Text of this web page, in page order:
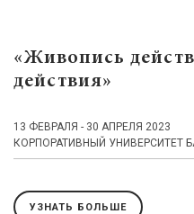
«Живопись
действия»
13 ФЕВРАЛЯ - 30 АПРЕЛЯ 2023
КОРПОРАТИВНЫЙ УНИВЕРСИТЕТ
УЗНАТЬ БОЛЬШЕ